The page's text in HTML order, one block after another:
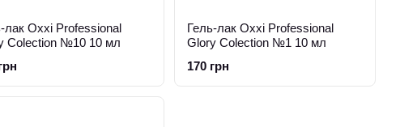
лак Oxxi Professional
Colection №10 10 мл
Гель-лак Oxxi Professional
Glory Colection №1 10 мл
170 грн